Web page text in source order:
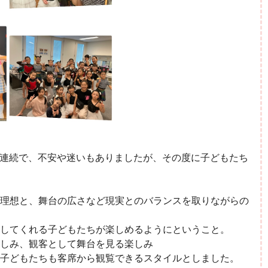
続で、不安や迷いもありましたが、その度に子どもたち
想と、舞台の広さなど現実とのバランスを取りながらの
てくれる子どもたちが楽しめるようにということ。
み、観客として舞台を見る楽しみ
どもたちも客席から観覧できるスタイルとしました。